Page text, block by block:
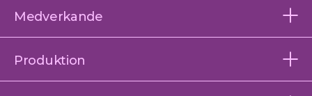
Medverkande
Produktion